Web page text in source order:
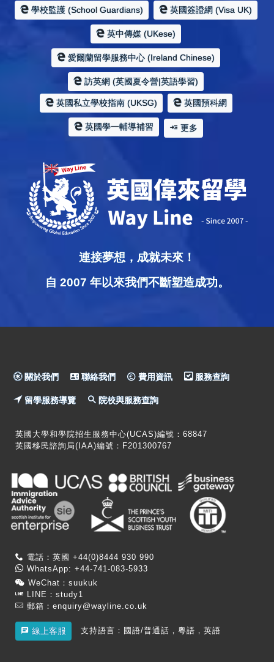
學校監護 (School Guardians) 英國簽證網 (Visa UK)
英中傳媒 (UKese)
愛爾蘭留學服務中心 (Ireland Chinese)
訪英網 (英國夏令營|英語學習)
英國私立學校指南 (UKSG) 英國預科網
英國學一輔導補習 更多
連接夢想，成就未來！
自 2007 年以來我們不斷塑造成功。
關於我們 聯絡我們 費用資訊 服務查詢
留學服務導覽 院校與服務查詢
英國大學和學院招生服務中心(UCAS)編號：68847
英國移民諮詢局(IAA)編號：F201300767
電話：英國 +44(0)8444 930 990
WhatsApp: +44-741-083-5933
WeChat：suukuk
LINE：study1
郵箱： enquiry@wayline.co.uk
線上客服 支持語言：國語/普通話，粵語，英語